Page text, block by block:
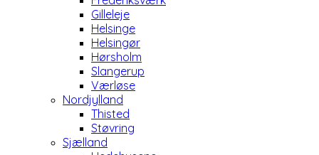
Gilleleje
Helsinge
Helsingør
Hørsholm
Slangerup
Værløse
Nordjylland
Thisted
Støvring
Sjælland